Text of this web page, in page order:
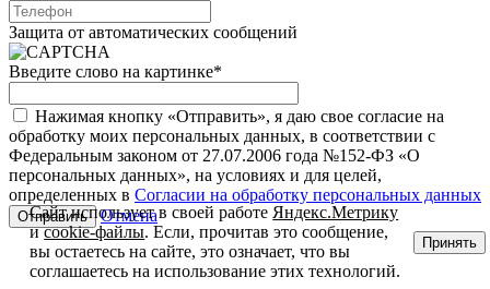
Защита от автоматических сообщений
Введите слово на картинке*
Нажимая кнопку «Отправить», я даю свое согласие на
обработку моих персональных данных, в соответствии с
Федеральным законом от 27.07.2006 года №152-ФЗ «О
персональных данных», на условиях и для целей,
определенных в Согласии на обработку персональных данных
Отмена
Сайт использует в своей работе Яндекс.Метрику
иcookie-файлы. Если, прочитав это сообщение,
вы остаетесь на сайте, это означает, что вы
соглашаетесь на использование этих технологий.
Принять